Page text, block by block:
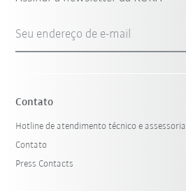
Seu endereço de e-mail
Contato
Hotline de atendimento técnico e assessoria
Contato
Press Contacts